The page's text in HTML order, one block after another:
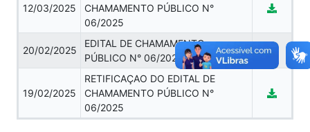
12/03/2025
CHAMAMENTO PÚBLICO N°
06/2025
20/02/2025
EDITAL DE CHAMAMENTO
PÚBLICO N° 06/2025
19/02/2025
RETIFICAÇAO DO EDITAL DE
CHAMAMENTO PÚBLICO N°
06/2025